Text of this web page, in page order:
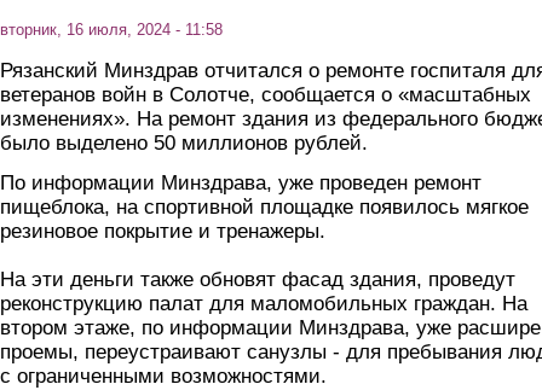
вторник, 16 июля, 2024 - 11:58
Рязанский Минздрав отчитался о ремонте госпиталя
ветеранов войн в Солотче, сообщается о «масштабных
изменениях». На ремонт здания из федерального
было выделено 50 миллионов рублей.
По информации Минздрава, уже проведен ремонт
пищеблока, на спортивной площадке появилось мягкое
резиновое покрытие и тренажеры.
На эти деньги также обновят фасад здания, проведут
реконструкцию палат для маломобильных граждан. На
втором этаже, по информации Минздрава, уже
проемы, переустраивают санузлы - для пребывания
с ограниченными возможностями.